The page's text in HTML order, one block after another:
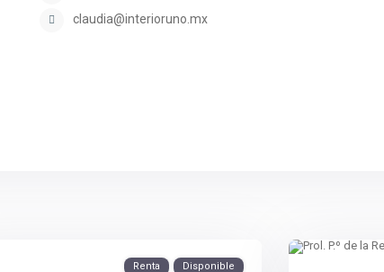
claudia@interioruno.mx
Renta Disponible